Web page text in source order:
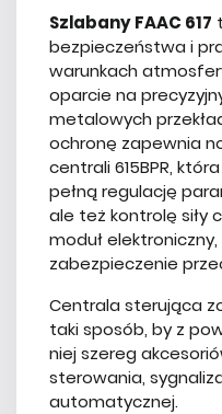
Szlabany FAAC 617
bezpieczeństwa i
warunkach
oparcie na
metalowych
ochronę zapewnia
centrali 615BPR,
pełną regulację
ale też kontrolę siły
moduł
zabezpieczenie
Centrala sterująca
taki sposób, by z
niej szereg
sterowania,
automatycznej.